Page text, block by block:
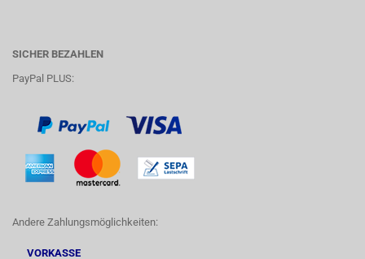
SICHER BEZAHLEN
PayPal PLUS:
Andere Zahlungsmöglichkeiten:
VORKASSE